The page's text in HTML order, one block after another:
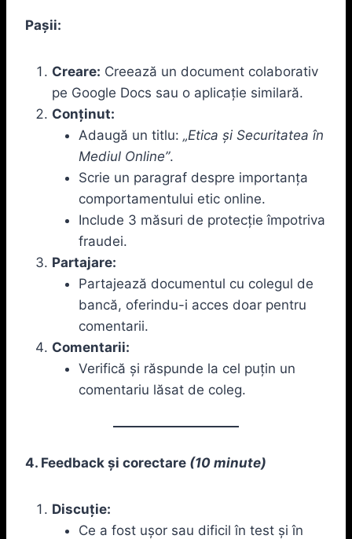
Pașii:
Creare: Creează un document colaborativ
pe Google Docs sau o aplicație similară.
Conținut:
Adaugă un titlu: „Etica și Securitatea în
Mediul Online”.
Scrie un paragraf despre importanța
comportamentului etic online.
Include 3 măsuri de protecție împotriva
fraudei.
Partajare:
Partajează documentul cu colegul de
bancă, oferindu-i acces doar pentru
comentarii.
Comentarii:
Verifică și răspunde la cel puțin un
comentariu lăsat de coleg.
4. Feedback și corectare (10 minute)
Discuție:
Ce a fost ușor sau dificil în test și în